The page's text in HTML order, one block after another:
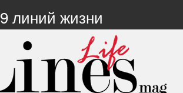
9 линий жизни